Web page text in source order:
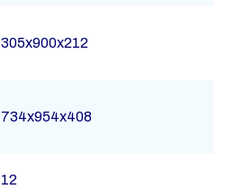
305x900x212
734x954x408
12